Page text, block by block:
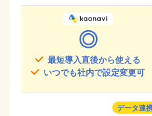
◎
最短導入直後から使える
いつでも社内で設定変更可
データ連